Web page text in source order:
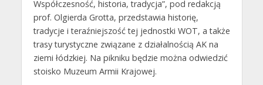
Współczesność, historia, tradycja”, pod redakcją
prof. Olgierda Grotta, przedstawia historię,
tradycje i teraźniejszość tej jednostki WOT, a także
trasy turystyczne związane z działalnością AK na
ziemi łódzkiej. Na pikniku będzie można odwiedzić
stoisko Muzeum Armii Krajowej.